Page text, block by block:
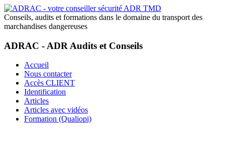
Conseils, audits et formations dans le domaine du transport des
marchandises dangereuses
ADRAC - ADR Audits et Conseils
Accueil
Nous contacter
Accès CLIENT
Identification
Articles
Articles avec vidéos
Formation (Qualiopi)